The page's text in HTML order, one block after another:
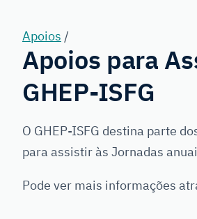
Apoios /
Apoios para
GHEP-ISFG
O GHEP-ISFG destina parte
para assistir às Jornadas
Pode ver mais informações